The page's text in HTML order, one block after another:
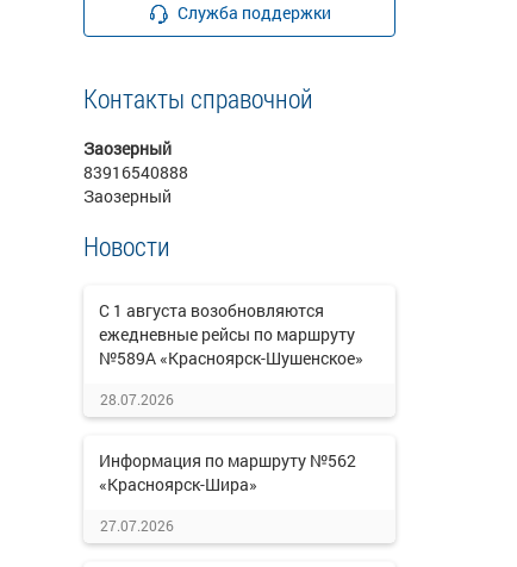
Служба поддержки
Контакты справочной
Заозерный
83916540888
Заозерный
Новости
С 1 августа возобновляются
ежедневные рейсы по маршруту
№589А «Красноярск-Шушенское»
28.07.2026
Информация по маршруту №562
«Красноярск-Шира»
27.07.2026